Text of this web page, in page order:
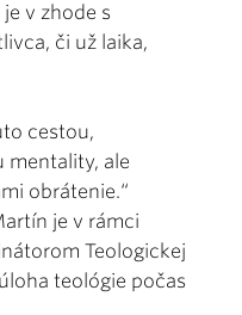
v zhode s
či už laika,
cestou,
mentality, ale
obrátenie.“
je v rámci
Teologickej
teológie počas